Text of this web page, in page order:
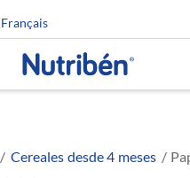
Français
/ Cereales desde 4 meses /